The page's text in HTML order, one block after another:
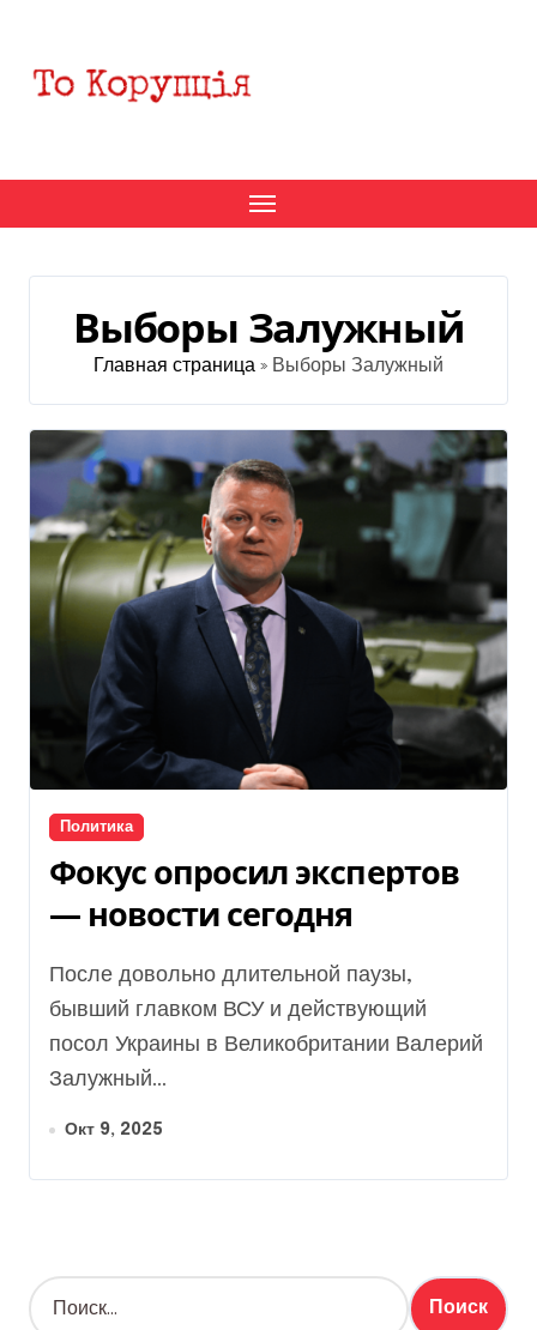
содержанию
Выборы Залужный
Главная страница » Выборы Залужный
Политика
Фокус опросил экспертов
— новости сегодня
После довольно длительной паузы,
бывший главком ВСУ и действующий
посол Украины в Великобритании Валерий
Залужный...
Окт 9, 2025
Н
а